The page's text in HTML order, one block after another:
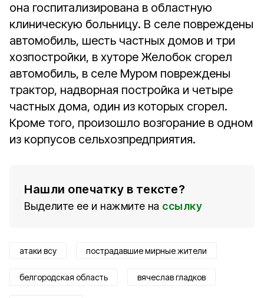
она госпитализирована в областную
клиническую больницу. В селе повреждены
автомобиль, шесть частных домов и три
хозпостройки, в хуторе Желобок сгорел
автомобиль, в селе Муром повреждены
трактор, надворная постройка и четыре
частных дома, один из которых сгорел.
Кроме того, произошло возгорание в одном
из корпусов сельхозпредприятия.
Нашли опечатку в тексте?
Выделите ее и нажмите на ссылку
атаки всу пострадавшие мирные жители
белгородская область вячеслав гладков